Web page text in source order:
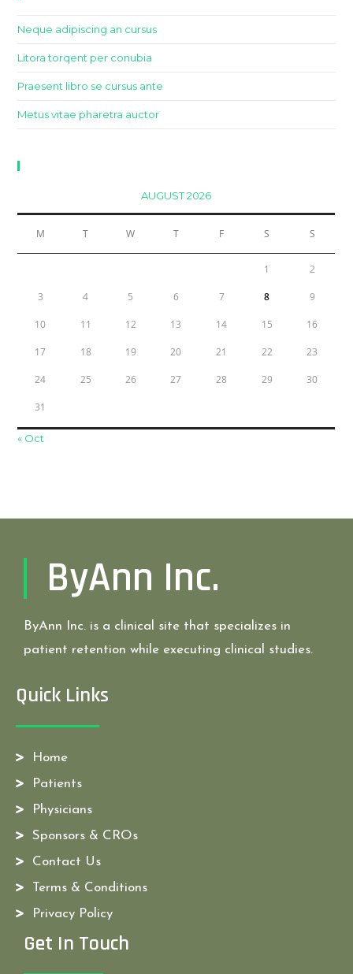
Neque adipiscing an cursus
Litora torqent per conubia
Praesent libro se cursus ante
Metus vitae pharetra auctor
AUGUST 2026
M T W T F S S
1 2
3 4 5 6 7 8 9
10 11 12 13 14 15 16
17 18 19 20 21 22 23
24 25 26 27 28 29 30
31
« Oct
ByAnn Inc.
ByAnn Inc. is a clinical site that specializes in
patient retention while executing clinical studies.
Quick Links
Home
Patients
Physicians
Sponsors & CROs
Contact Us
Terms & Conditions
Privacy Policy
Get In Touch